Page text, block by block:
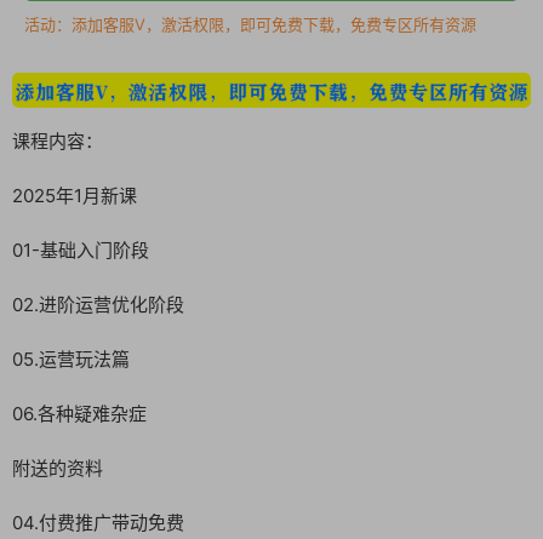
活动：添加客服V，激活权限，即可免费下载，免费专区所有资源
课程内容：
2025年1月新课
01-基础入门阶段
02.进阶运营优化阶段
05.运营玩法篇
06.各种疑难杂症
附送的资料
04.付费推广带动免费